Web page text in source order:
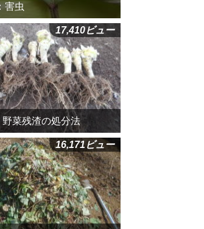
害虫
菜残渣の処分法
17,410ビュー
16,171ビュー